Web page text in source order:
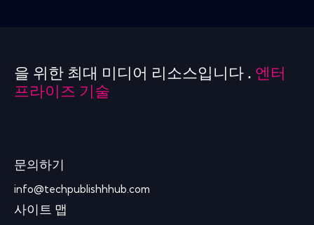
을 위한 최대 미디어 리소스입니다 . 엔터
프라이즈 기술
문의하기
info@techpublishhhub.com
사이트 맵